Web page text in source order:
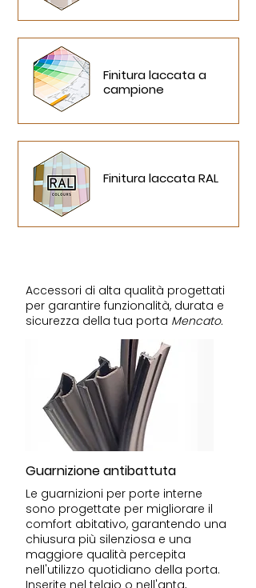
Finitura laccata a
campione
Finitura laccata RAL
Accessori di alta qualità progettati
per garantire funzionalità, durata e
sicurezza della tua porta Mencato.
Guarnizione antibattuta
Le guarnizioni per porte interne
sono progettate per migliorare il
comfort abitativo, garantendo una
chiusura più silenziosa e una
maggiore qualità percepita
nell'utilizzo quotidiano della porta.
Inserite nel telaio o nell'anta,